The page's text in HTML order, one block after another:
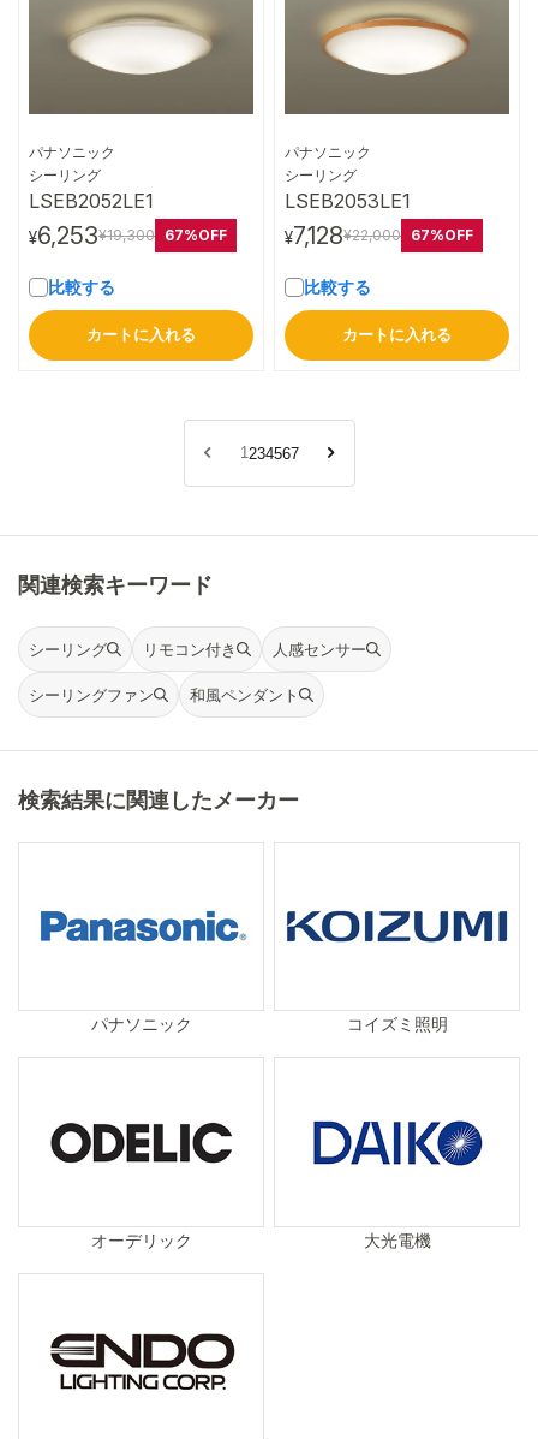
パナソニック
シーリング
LSEB2052LE1
¥6,253¥19,300 67%OFF
比較する
カートに入れる
パナソニック
シーリング
LSEB2053LE1
¥7,128¥22,000 67%OFF
比較する
カートに入れる
1234567
関連検索キーワード
シーリング リモコン付き 人感センサー
シーリングファン 和風ペンダント
検索結果に関連したメーカー
パナソニック コイズミ照明
オーデリック 大光電機